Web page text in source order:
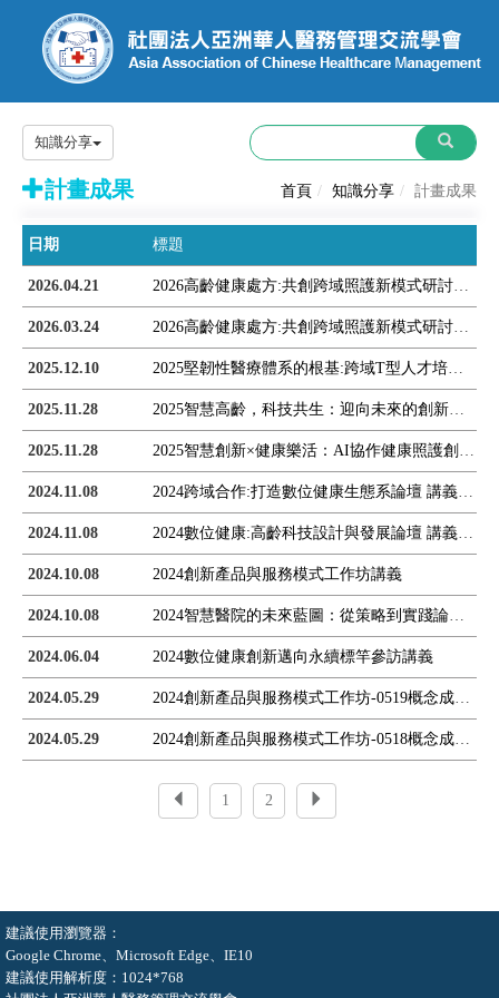
知識分享
計畫成果 首頁 知識分享 計畫成果
日期 標題
2026.04.21 2026高齡健康處方:共創跨域照護新模式研討會精彩回顧
2026.03.24 2026高齡健康處方:共創跨域照護新模式研討會講義
2025.12.10 2025堅韌性醫療體系的根基:跨域T型人才培育國際研討會 講義
2025.11.28 2025智慧高齡，科技共生：迎向未來的創新照護論壇 講義
2025.11.28 2025智慧創新×健康樂活：AI協作健康照護創新服務工作坊 講義
2024.11.08 2024跨域合作:打造數位健康生態系論壇 講義
2024.11.08 2024數位健康:高齡科技設計與發展論壇 講義
2024.10.08 2024創新產品與服務模式工作坊講義
2024.10.08 2024智慧醫院的未來藍圖：從策略到實踐論壇講義
2024.06.04 2024數位健康創新邁向永續標竿參訪講義
2024.05.29 2024創新產品與服務模式工作坊-0519概念成果發表
2024.05.29 2024創新產品與服務模式工作坊-0518概念成果發表
1 2
建議使用瀏覽器：
Google Chrome、Microsoft Edge、IE10
建議使用解析度：1024*768